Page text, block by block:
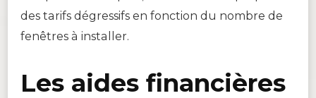
des tarifs dégressifs en fonction du nombre de
fenêtres à installer.
Les aides financières